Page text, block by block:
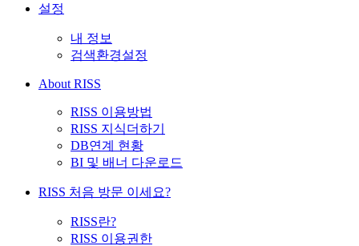
설정
내 정보
검색환경설정
About RISS
RISS 이용방법
RISS 지식더하기
DB연계 현황
BI 및 배너 다운로드
RISS 처음 방문 이세요?
RISS란?
RISS 이용권한